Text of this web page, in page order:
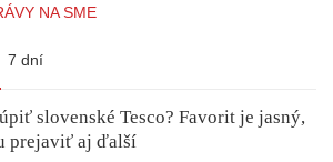
NA SME
7 dní
slovenské Tesco? Favorit je jasný,
prejaviť aj ďalší